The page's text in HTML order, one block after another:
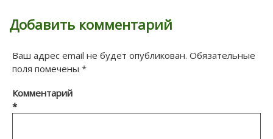
Добавить комментарий
Ваш адрес email не будет опубликован. Обязательные
поля помечены *
Комментарий
*